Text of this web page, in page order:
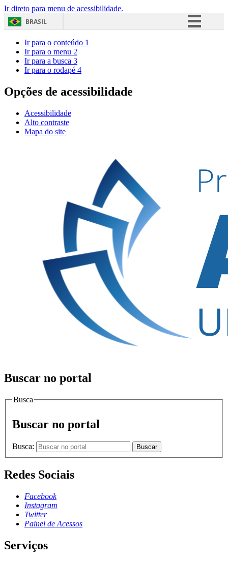
Ir direto para menu de acessibilidade.
BRASIL
Acesso à informação
Ir para o conteúdo 1
Ir para o menu 2
Ir para a busca 3
Ir para o rodapé 4
Opções de acessibilidade
Acessibilidade
Alto contraste
Mapa do site
Buscar no portal
Busca
Buscar no portal
Busca: Buscar
Redes Sociais
Facebook
Instagram
Twitter
Painel de Acessos
Serviços